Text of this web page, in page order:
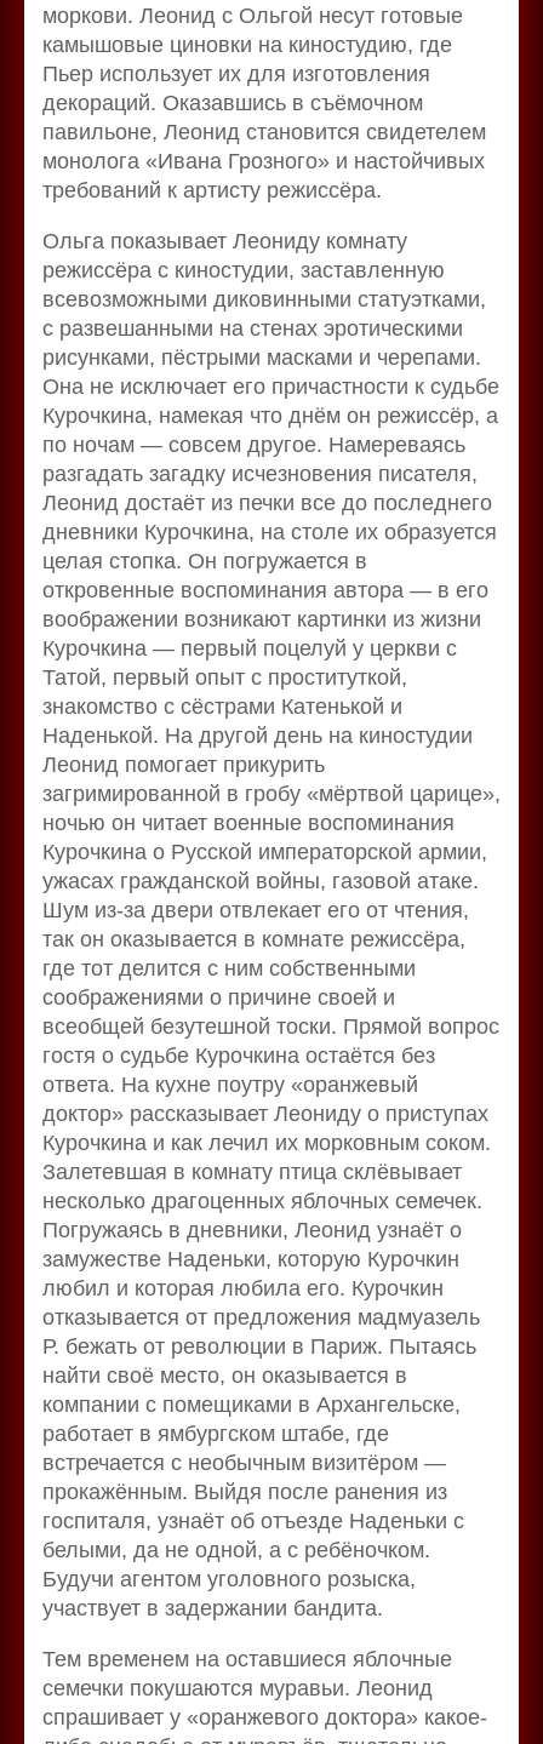
моркови. Леонид с Ольгой несут готовые
камышовые циновки на киностудию, где
Пьер использует их для изготовления
декораций. Оказавшись в съёмочном
павильоне, Леонид становится свидетелем
монолога «Ивана Грозного» и настойчивых
требований к артисту режиссёра.
Ольга показывает Леониду комнату
режиссёра с киностудии, заставленную
всевозможными диковинными статуэтками,
с развешанными на стенах эротическими
рисунками, пёстрыми масками и черепами.
Она не исключает его причастности к судьбе
Курочкина, намекая что днём он режиссёр, а
по ночам — совсем другое. Намереваясь
разгадать загадку исчезновения писателя,
Леонид достаёт из печки все до последнего
дневники Курочкина, на столе их образуется
целая стопка. Он погружается в
откровенные воспоминания автора — в его
воображении возникают картинки из жизни
Курочкина — первый поцелуй у церкви с
Татой, первый опыт с проституткой,
знакомство с сёстрами Катенькой и
Наденькой. На другой день на киностудии
Леонид помогает прикурить
загримированной в гробу «мёртвой царице»,
ночью он читает военные воспоминания
Курочкина о Русской императорской армии,
ужасах гражданской войны, газовой атаке.
Шум из-за двери отвлекает его от чтения,
так он оказывается в комнате режиссёра,
где тот делится с ним собственными
соображениями о причине своей и
всеобщей безутешной тоски. Прямой вопрос
гостя о судьбе Курочкина остаётся без
ответа. На кухне поутру «оранжевый
доктор» рассказывает Леониду о приступах
Курочкина и как лечил их морковным соком.
Залетевшая в комнату птица склёвывает
несколько драгоценных яблочных семечек.
Погружаясь в дневники, Леонид узнаёт о
замужестве Наденьки, которую Курочкин
любил и которая любила его. Курочкин
отказывается от предложения мадмуазель
Р. бежать от революции в Париж. Пытаясь
найти своё место, он оказывается в
компании с помещиками в Архангельске,
работает в ямбургском штабе, где
встречается с необычным визитёром —
прокажённым. Выйдя после ранения из
госпиталя, узнаёт об отъезде Наденьки с
белыми, да не одной, а с ребёночком.
Будучи агентом уголовного розыска,
участвует в задержании бандита.
Тем временем на оставшиеся яблочные
семечки покушаются муравьи. Леонид
спрашивает у «оранжевого доктора» какое-